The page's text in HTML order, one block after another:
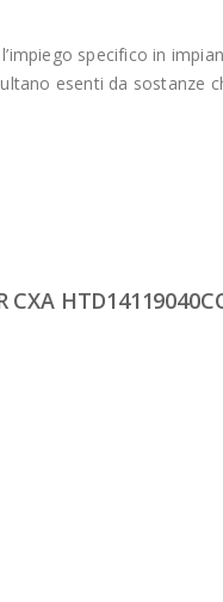
specifico in
esenti da sostanze
CXA